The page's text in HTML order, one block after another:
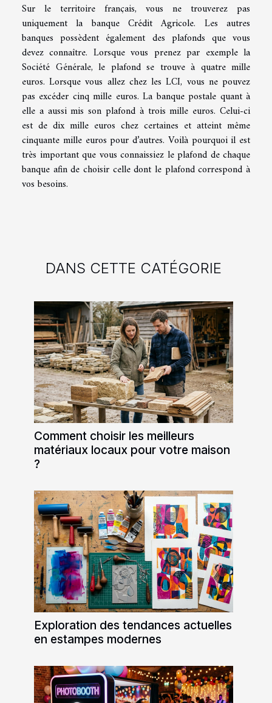
Sur le territoire français, vous ne trouverez pas
uniquement la banque Crédit Agricole. Les autres
banques possèdent également des plafonds que vous
devez connaître. Lorsque vous prenez par exemple la
Société Générale, le plafond se trouve à quatre mille
euros. Lorsque vous allez chez les LCI, vous ne pouvez
pas excéder cinq mille euros. La banque postale quant à
elle a aussi mis son plafond à trois mille euros. Celui-ci
est de dix mille euros chez certaines et atteint même
cinquante mille euros pour d’autres. Voilà pourquoi il est
très important que vous connaissiez le plafond de chaque
banque afin de choisir celle dont le plafond correspond à
vos besoins.
DANS CETTE CATÉGORIE
Comment choisir les meilleurs
matériaux locaux pour votre maison
?
Exploration des tendances actuelles
en estampes modernes